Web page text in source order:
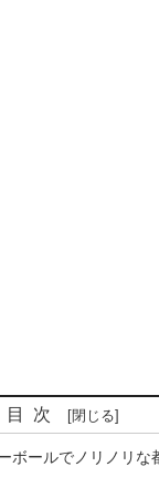
目次
ボールでノリノリな